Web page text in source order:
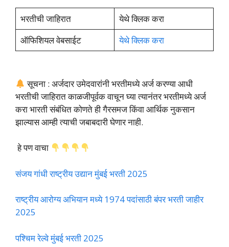
भरतीची जाहिरात
येथे क्लिक करा
ऑफिशियल वेबसाईट
येथे क्लिक करा
सूचना : अर्जदार उमेदवारांनी भरतीमध्ये अर्ज करण्या आधी
भरतीची जाहिरात काळजीपूर्वक वाचून घ्या त्यानंतर भरतीमध्ये अर्ज
करा भारती संबंधित कोणते ही गैरसमज किंवा आर्थिक नुकसान
झाल्यास आम्ही त्याची जबाबदारी घेणार नाही.
हे पण वाचा
संजय गांधी राष्ट्रीय उद्यान मुंबई भरती 2025
राष्ट्रीय आरोग्य अभियान मध्ये 1974 पदांसाठी बंपर भरती जाहीर
2025
पश्चिम रेल्वे मुंबई भरती 2025